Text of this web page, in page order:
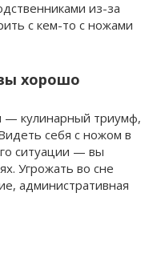
из-за
с кем-то с ножами
хорошо
— кулинарный триумф,
себя с ножом в
ситуации — вы
Угрожать во сне
административная